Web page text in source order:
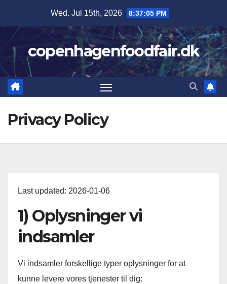
content
Wed. Jul 15th, 2026 8:37:06 PM
copenhagenfoodfair.dk
Privacy Policy
Last updated: 2026-01-06
1) Oplysninger vi
indsamler
Vi indsamler forskellige typer oplysninger for at
kunne levere vores tjenester til dig: